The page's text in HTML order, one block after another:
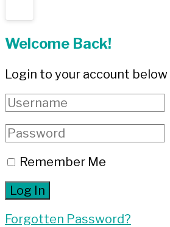
Welcome Back!
Login to your account below
Remember Me
Forgotten Password?